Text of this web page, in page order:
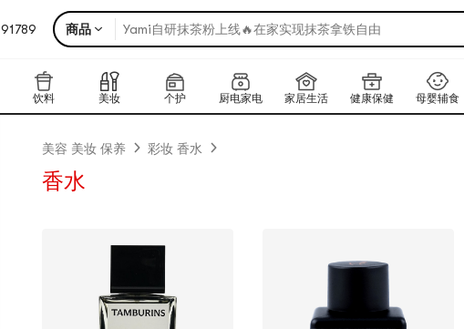
91789 商品
🔥爆辣美味！周黑鸭出火鸡面了！
返校季 · 宿舍好物×公寓生活神器！限时4折起！
🧴夏日发丝焕新指南 🪄
饮料 美妆 个护 厨电家电 家居生活 健康保健 母婴辅食
美容 美妆 保养 彩妆 香水
香水